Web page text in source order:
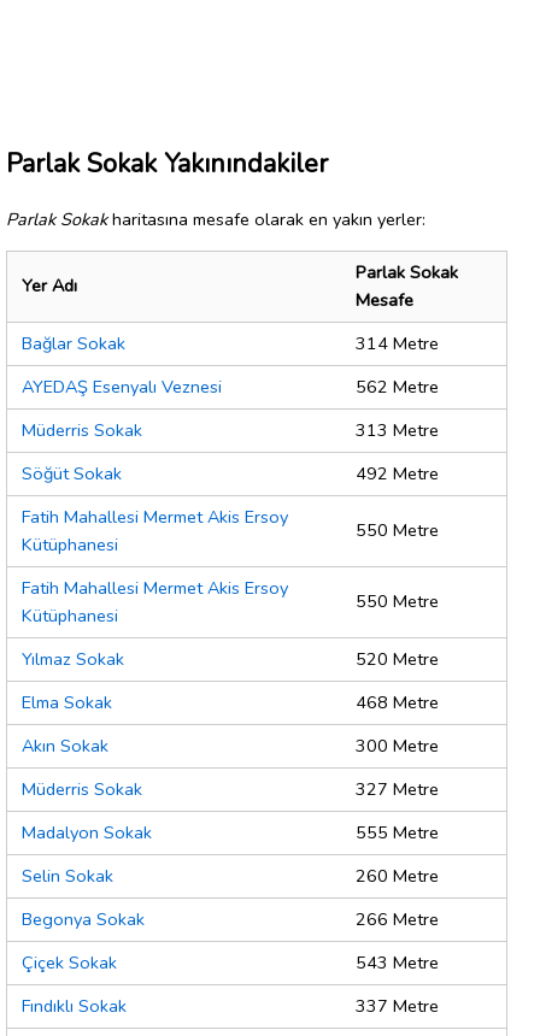
Parlak Sokak Yakınındakiler
Parlak Sokakharitasına mesafe olarak en yakın yerler:
Yer Adı
Parlak Sokak
Mesafe
Bağlar Sokak
314 Metre
AYEDAŞ Esenyalı Veznesi
562 Metre
Müderris Sokak
313 Metre
Söğüt Sokak
492 Metre
Fatih Mahallesi Mermet Akis Ersoy
Kütüphanesi
550 Metre
Fatih Mahallesi Mermet Akis Ersoy
Kütüphanesi
550 Metre
Yılmaz Sokak
520 Metre
Elma Sokak
468 Metre
Akın Sokak
300 Metre
Müderris Sokak
327 Metre
Madalyon Sokak
555 Metre
Selin Sokak
260 Metre
Begonya Sokak
266 Metre
Çiçek Sokak
543 Metre
Fındıklı Sokak
337 Metre